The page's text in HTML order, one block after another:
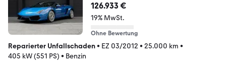
126.933 €
19% MwSt.
Ohne Bewertung
Reparierter Unfallschaden• EZ 03/2012 • 25.000 km •
405 kW (551 PS) • Benzin